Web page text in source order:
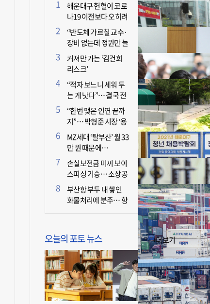
해운대구 헌혈이 코로
나19 이전보다 오히려
더 늘어난 이유는?
“반도체 가르칠 교수·
장비 없는데 정원만 늘
리면 뭐 하나”
커져만 가는 ‘김건희
리스크’
“적자 보느니 세워 두
는 게 낫다”… 결국 전
면 휴업 선언한 택시회
사
“한번 맺은 인연 끝까
지”… 박형준 시장 ‘용
인술’ 주목
MZ세대 ‘탈부산’ 월 33
만 원 때문에…
손실보전금 미끼 보이
스피싱 기승… 소상공
인 두 번 운다
부산항 부두 내 쌓인
화물처리에 분주… 항
오늘의 포토 뉴스 +더보기